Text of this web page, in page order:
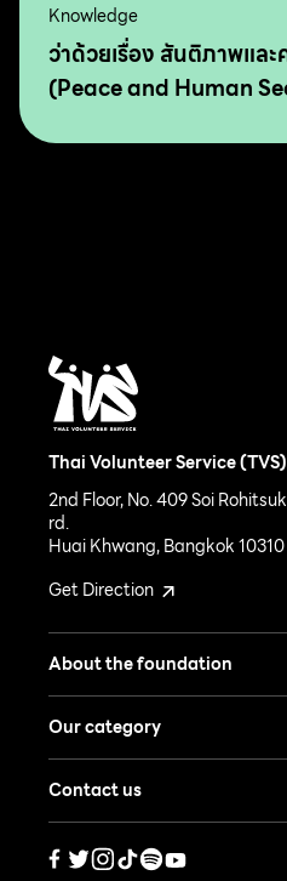
Knowledge
ว่าด้วยเรื่อง สันติภาพแล
(Peace and Human
Thai Volunteer Service (TVS)
2nd Floor, No. 409 Soi
rd.
Huai Khwang, Bangkok 10310
Get Direction
About the foundation
Our category
Contact us